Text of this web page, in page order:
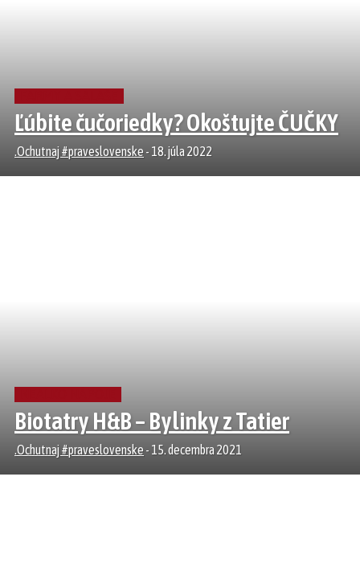
Ľúbite čučoriedky? Okoštujte ČUČKY
.Ochutnaj #praveslovenske-18. júla 2022
Biotatry H&B – Bylinky z Tatier
.Ochutnaj #praveslovenske-15. decembra 2021